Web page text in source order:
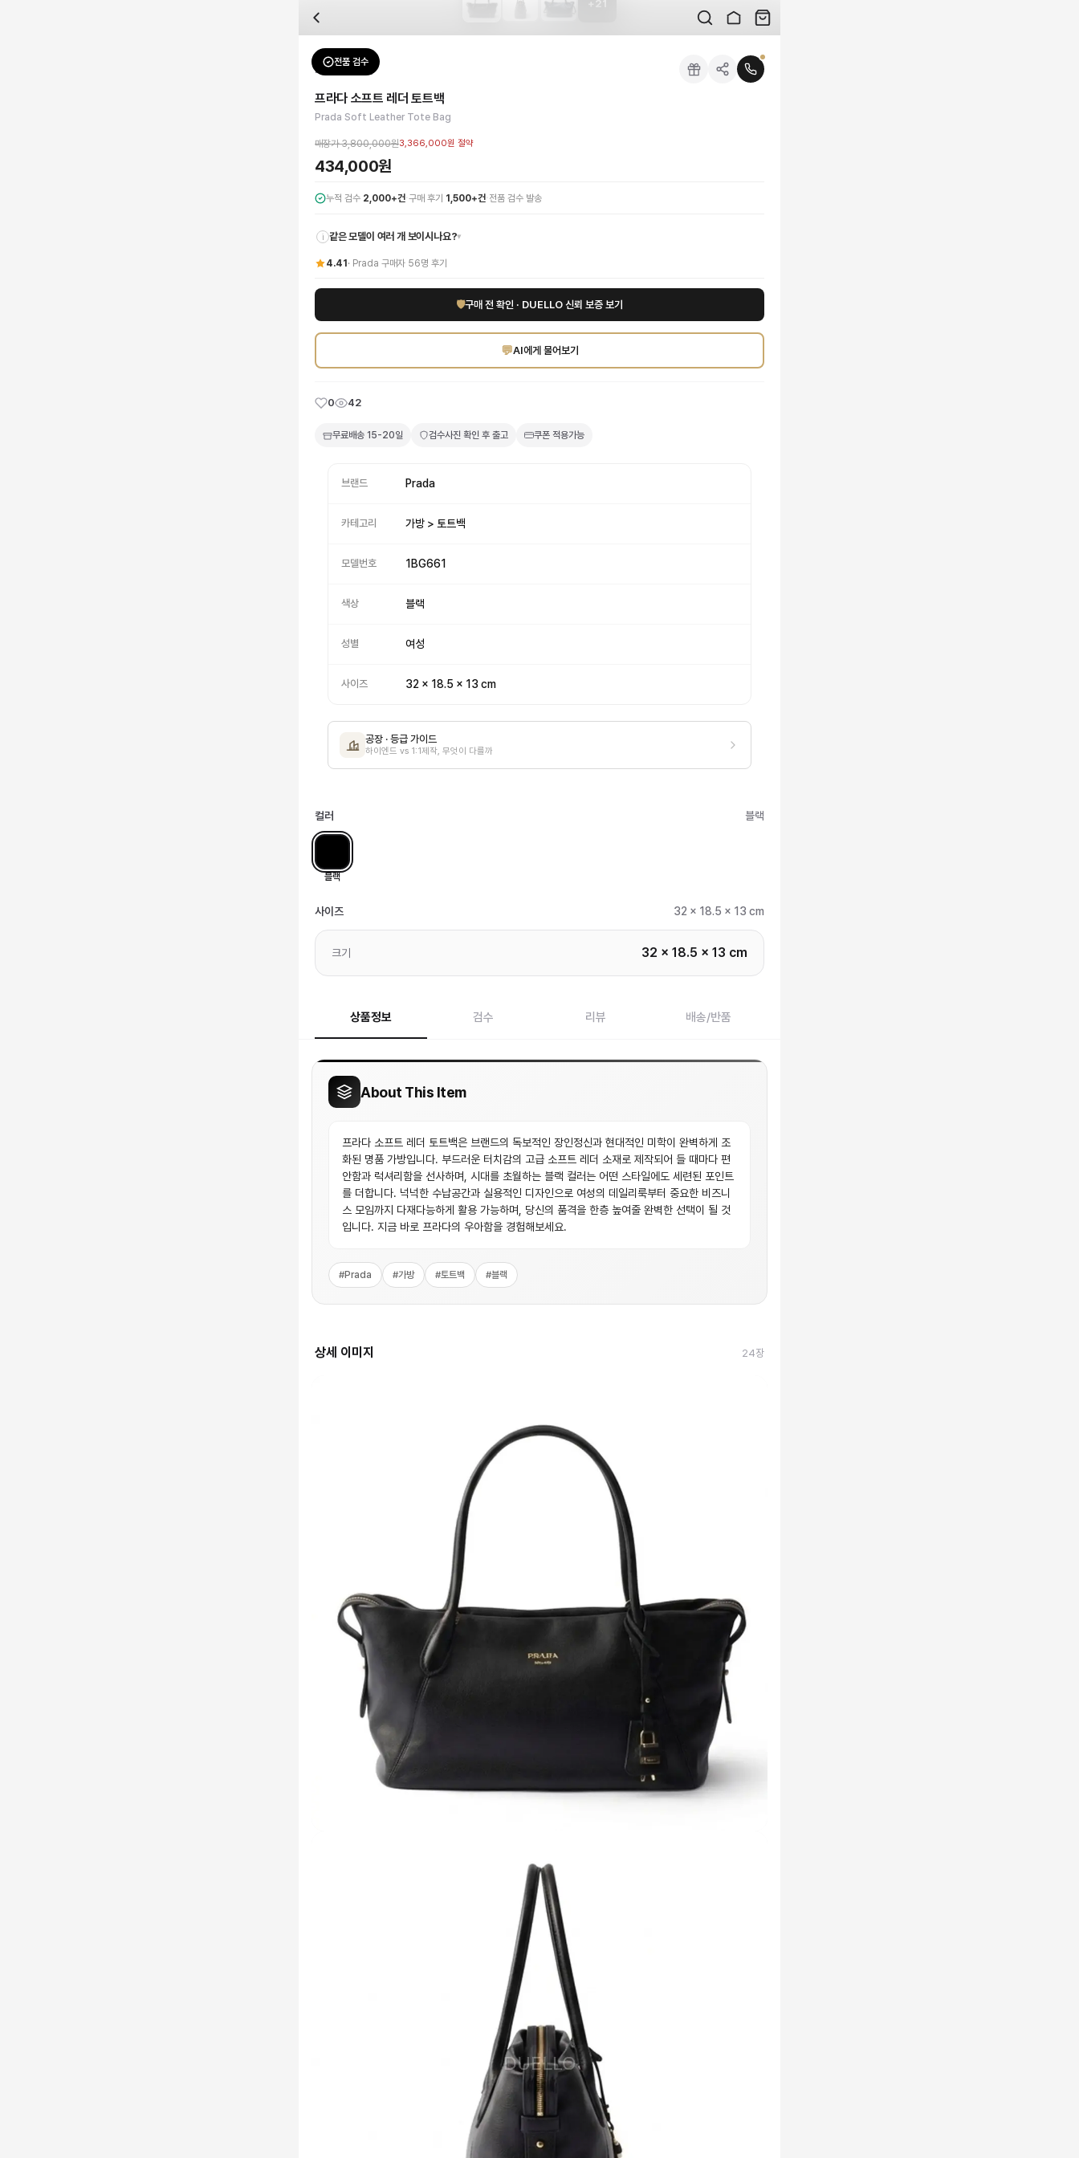
전문 스태프가 실물 상품을 직접 확인한 후 검수 사진을 제공합니다. 가죽 재질, 로고 각인, 스티치 간격, 하드웨어 색상, 내부 마감을 확인하며, 상품당 평균 4~8장의 검수 사진을 받아보실 수 있습니다.
수령 후 7일 이내 신청하시면 상품 하자, 사이즈 불일치, 고객 변심 모두 교환·반품이 가능합니다. 고객 변심 시 반품 배송비는 고객 부담이며, 상품 하자 시에는 무료입니다.
네, 쿠폰과 적립금을 결제 시 함께 사용하실 수 있습니다. 적립금은 1,000원 이상부터 사용 가능합니다.
프라다 소프트 레더 토트백은 브랜드의 독보적인 장인정신과 현대적인 미학이 완벽하게 조화된 명품 가방입니다. 부드러운 터치감의 고급 소프트 레더 소재로 제작되어 들 때마다 편안함과 럭셔리함을 선사하며, 시대를 초월하는 블랙 컬러는 어
을 DUELLO에서 만나보세요. 고퀄리티 하이엔드 인증 상품. 무료배송.
21
전품 검수
Prada토트백
프라다 소프트 레더 토트백
Prada Soft Leather Tote Bag
매장가3,800,000원3,366,000원 절약
434,000원
누적 검수 2,000+건·구매 후기 1,500+건· 전품 검수 발송
i 같은 모델이 여러 개 보이시나요?▾
4.41 · Prada 구매자 56명 후기
🛡구매 전 확인 · DUELLO 신뢰 보증 보기
💬AI에게 물어보기
0 42
무료배송 15-20일 검수사진 확인 후 출고 쿠폰 적용가능
브랜드 Prada
카테고리 가방 > 토트백
모델번호 1BG661
색상 블랙
성별 여성
사이즈 32 x 18.5 x 13 cm
공장 · 등급 가이드
하이엔드 vs 1:1제작, 무엇이 다를까
컬러 블랙
블랙
사이즈 32 x 18.5 x 13 cm
크기 32 x 18.5 x 13 cm
상품정보 검수 리뷰 배송/반품
About This Item
프라다 소프트 레더 토트백은 브랜드의 독보적인 장인정신과 현대적인 미학이 완벽하게 조
화된 명품 가방입니다. 부드러운 터치감의 고급 소프트 레더 소재로 제작되어 들 때마다 편
안함과 럭셔리함을 선사하며, 시대를 초월하는 블랙 컬러는 어떤 스타일에도 세련된 포인트
를 더합니다. 넉넉한 수납공간과 실용적인 디자인으로 여성의 데일리룩부터 중요한 비즈니
스 모임까지 다재다능하게 활용 가능하며, 당신의 품격을 한층 높여줄 완벽한 선택이 될 것
입니다. 지금 바로 프라다의 우아함을 경험해보세요.
#Prada #가방 #토트백 #블랙
상세 이미지 24장